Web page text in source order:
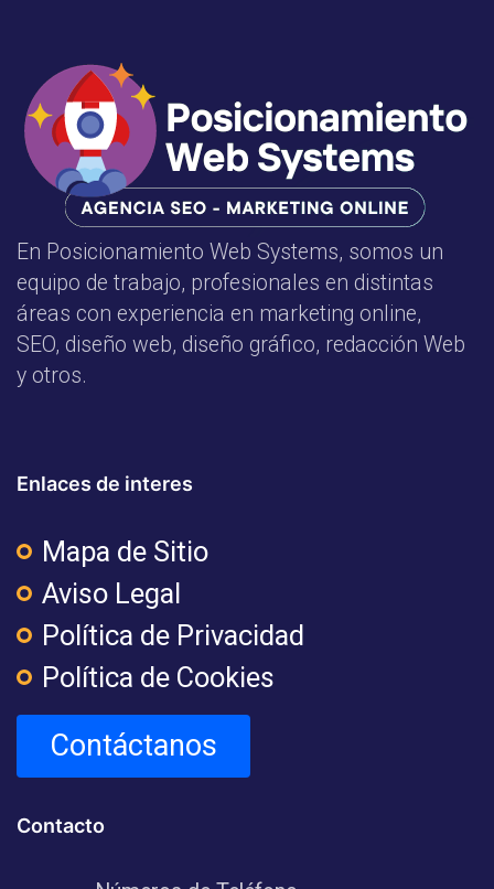
En Posicionamiento Web Systems, somos un
equipo de trabajo, profesionales en distintas
áreas con experiencia en marketing online,
SEO, diseño web, diseño gráfico, redacción Web
y otros.
Enlaces de interes
Mapa de Sitio
Aviso Legal
Política de Privacidad
Política de Cookies
Contáctanos
Contacto